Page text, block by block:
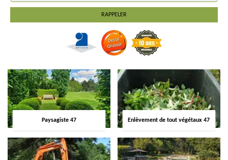
Paysagiste 47 Enlèvement de tout végétaux 47